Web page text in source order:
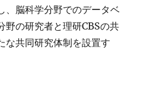
、脳科学分野でのデータベ
野の研究者と理研CBSの共
な共同研究体制を設置す